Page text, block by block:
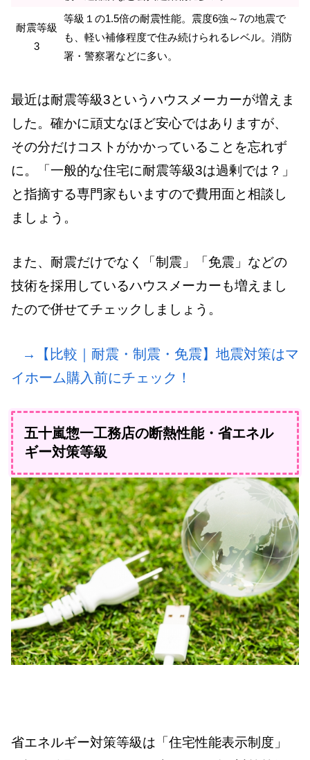
耐震等級
3
等級１の1.5倍の耐震性能。震度6強～7の地震で
も、軽い補修程度で住み続けられるレベル。消防
署・警察署などに多い。
最近は耐震等級3というハウスメーカーが増えま
した。確かに頑丈なほど安心ではありますが、
その分だけコストがかかっていることを忘れず
に。「一般的な住宅に耐震等級3は過剰では？」
と指摘する専門家もいますので費用面と相談し
ましょう。
また、耐震だけでなく「制震」「免震」などの
技術を採用しているハウスメーカーも増えまし
たので併せてチェックしましょう。
→【比較｜耐震・制震・免震】地震対策はマ
イホーム購入前にチェック！
五十嵐惣一工務店の断熱性能・省エネル
ギー対策等級
省エネルギー対策等級は「住宅性能表示制度」